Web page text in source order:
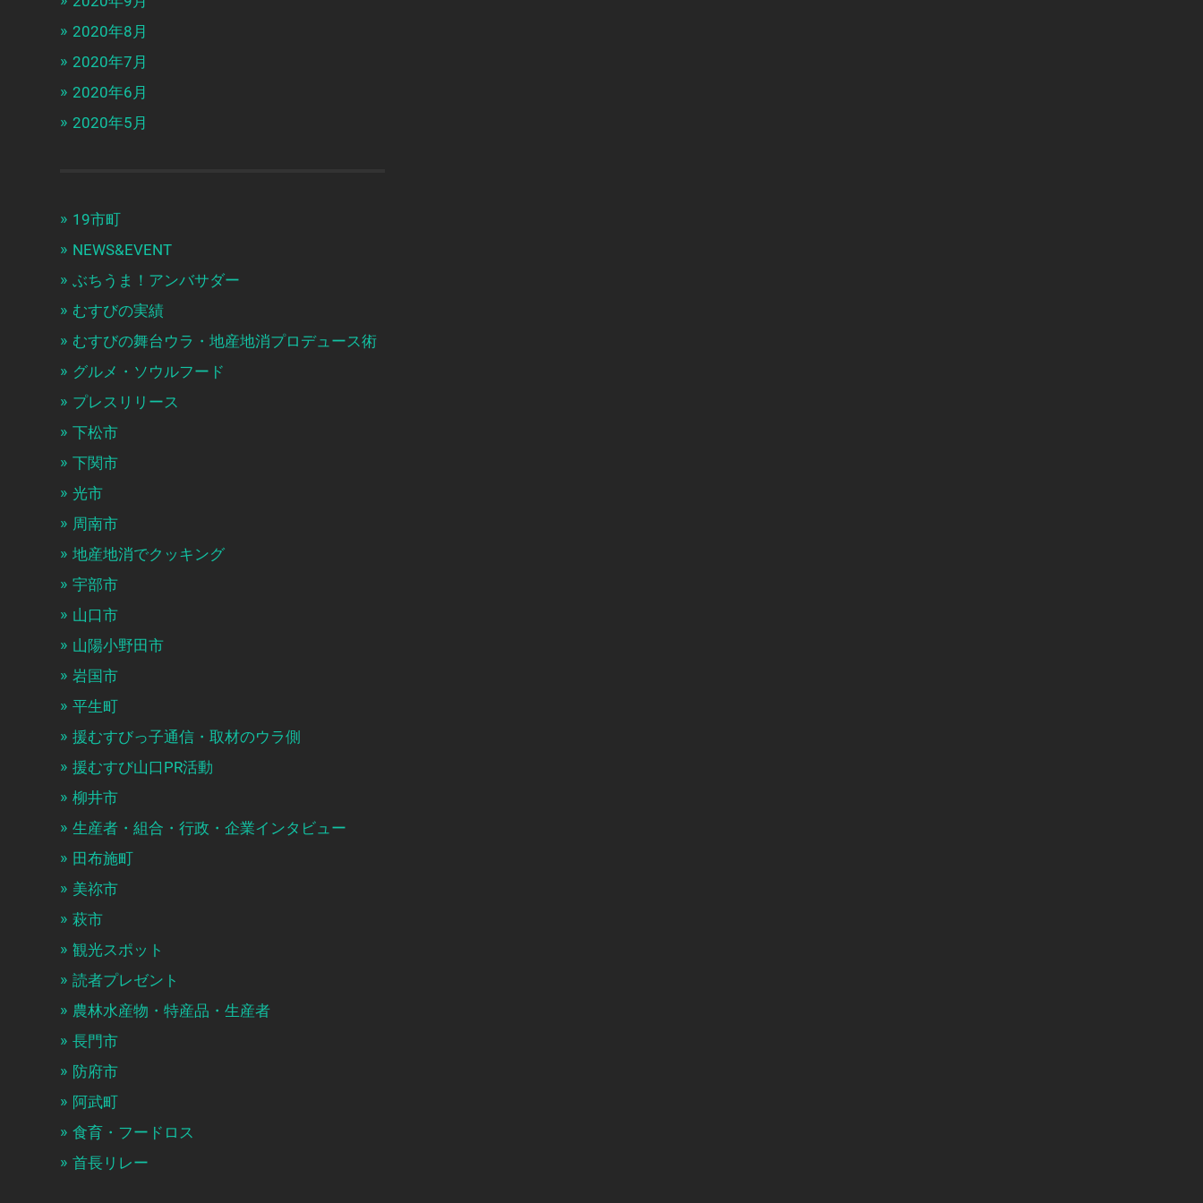
2020年8月
2020年7月
2020年6月
2020年5月
19市町
NEWS&EVENT
ぶちうま！アンバサダー
むすびの実績
むすびの舞台ウラ・地産地消プロデュース術
グルメ・ソウルフード
プレスリリース
下松市
下関市
光市
周南市
地産地消でクッキング
宇部市
山口市
山陽小野田市
岩国市
平生町
援むすびっ子通信・取材のウラ側
援むすび山口PR活動
柳井市
生産者・組合・行政・企業インタビュー
田布施町
美祢市
萩市
観光スポット
読者プレゼント
農林水産物・特産品・生産者
長門市
防府市
阿武町
食育・フードロス
首長リレー